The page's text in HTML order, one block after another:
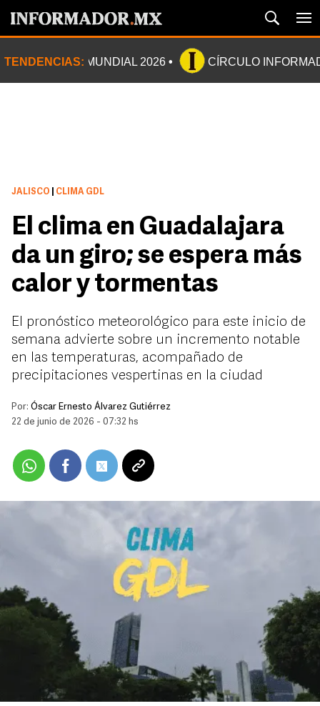
TENDENCIAS: MUNDIAL 2026 CÍRCULO
JALISCO CLIMA GDL
El clima en Guadalajara
da un giro; se espera más
calor y tormentas
El pronóstico meteorológico para este inicio de
semana advierte sobre un incremento notable
en las temperaturas, acompañado de
precipitaciones vespertinas en la ciudad
Por: Óscar Ernesto Álvarez Gutiérrez
22 de junio de 2026 - 07:32 hs